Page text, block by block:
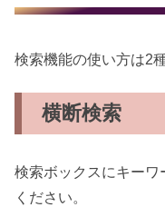
検索機能の使い方は2
横断検索
検索ボックスにキーワ
ください。